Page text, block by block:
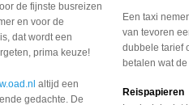
de fijnste busreizen
en voor de
dat wordt een
prima keuze!
altijd een
gedachte. De
Een taxi
van tevoren
dubbele tarief
betalen wat
Reispapieren